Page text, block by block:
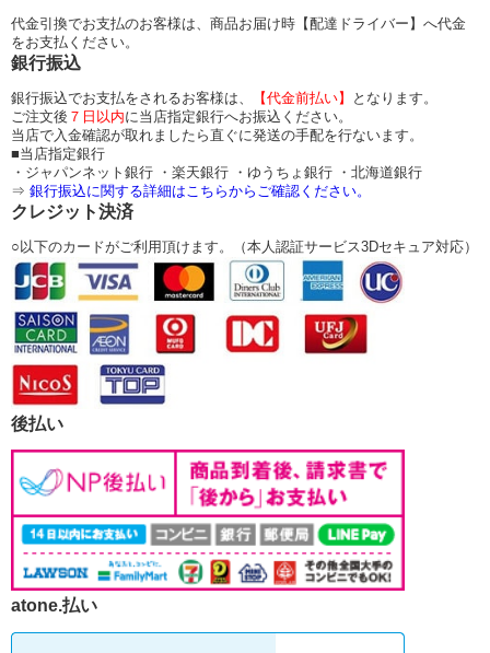
代金引換でお支払のお客様は、商品お届け時【配達ドライバー】へ代金
をお支払ください。
銀行振込
銀行振込でお支払をされるお客様は、 【代金前払い】
となります。
ご注文後 ７日以内に当店指定銀行へお振込ください。
当店で入金確認が取れましたら直ぐに発送の手配を行ないます。
■当店指定銀行
・ジャパンネット銀行 ・楽天銀行 ・ゆうちょ銀行 ・北海道銀行
⇒ 銀行振込に関する詳細はこちらからご確認ください。
クレジット決済
○以下のカードがご利用頂けます。（本人認証サービス3Dセキュア対応）
後払い
atone.払い